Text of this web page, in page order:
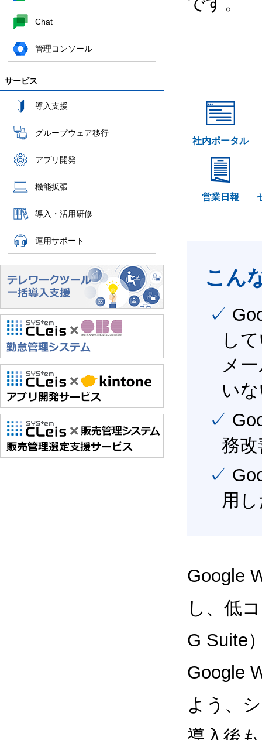
Chat
管理コンソール
サービス
導入支援
グループウェア移行
アプリ開発
機能拡張
導入・活用研修
運用サポート
社内ポータル
営業日報
こん
✓ Google Workspace（旧G Suite） を社内で導入
し
メ
い
✓ Google Workspace（旧G Suite） を活用し、業
務
✓ Google Workspace（旧G Suite） を最大限に活
用
Google
し、低
G Suite
Google
よう、